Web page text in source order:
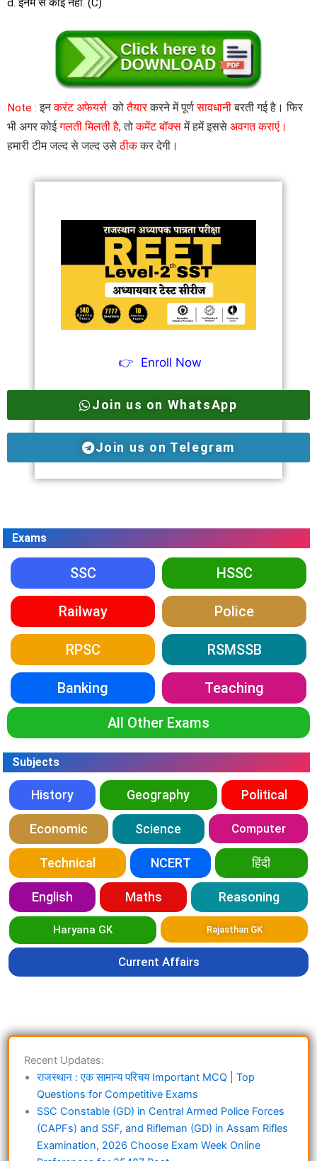
Note : इनकरंट अफेयर्स कोतैयारकरने में पूर्णसावधानीबरती गई है। फिर
भी अगर कोईगलती मिलती है, तोकमेंट बॉक्समें हमें इससे अवगत कराएं।
हमारी टीम जल्द से जल्द उसेठीककर देगी।
👉 Enroll Now
Join us on WhatsApp
Join us on Telegram
Exams
SSC HSSC
Railway Police
RPSC RSMSSB
Banking Teaching
All Other Exams
Subjects
History Geography Political
Economic Science Computer
Technical NCERT हिंदी
English Maths Reasoning
Haryana GK Rajasthan GK
Current Affairs
Recent Updates:
राजस्थान : एक सामान्य परिचय Important MCQ | Top
Questions for Competitive Exams
SSC Constable (GD) in Central Armed Police Forces
(CAPFs) and SSF, and Rifleman (GD) in Assam Rifles
Examination, 2026 Choose Exam Week Online